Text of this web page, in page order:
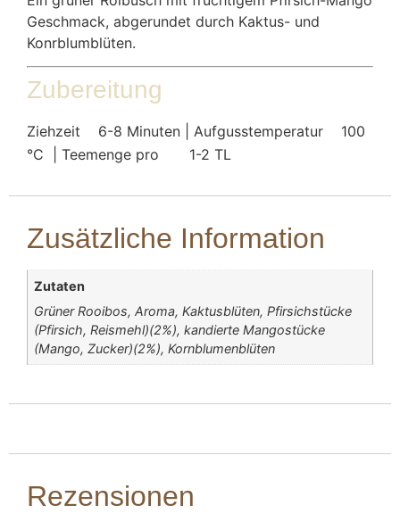
Geschmack, abgerundet durch Kaktus- und
Konrblumblüten.
Zubereitung
Ziehzeit 6-8 Minuten | Aufgusstemperatur
100
°C | Teemenge pro
1-2 TL
Zusätzliche Information
Zutaten
Grüner Rooibos, Aroma, Kaktusblüten, Pfirsichstücke
(Pfirsich, Reismehl)(2%), kandierte Mangostücke
(Mango, Zucker)(2%), Kornblumenblüten
Rezensionen